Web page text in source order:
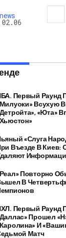
02.06
Первый Раунд
Всухую
«Юта»
«слуга
Въезде В Киев:
Повторно
В
Первый Раунд
Прошел
И
Матч